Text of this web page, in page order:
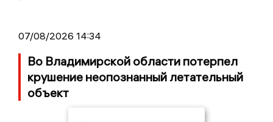
07/08/2026 14:34
Во Владимирской области потерпел
крушение неопознанный летательный
объект